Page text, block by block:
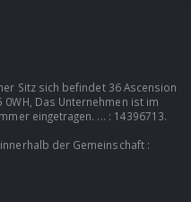
Sitz sich befindet 36 Ascension
0WH, Das Unternehmen ist im
eingetragen. ... : 14396713.
der Gemeinschaft :